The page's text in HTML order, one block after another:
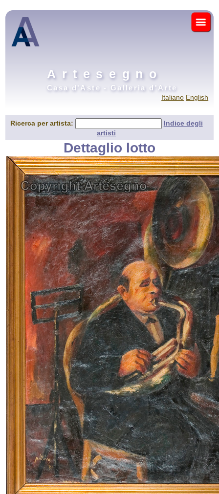
Artesegno
Casa d'Aste - Galleria d'Arte
Italiano English
Ricerca per artista:
Indice degli
artisti
Dettaglio lotto